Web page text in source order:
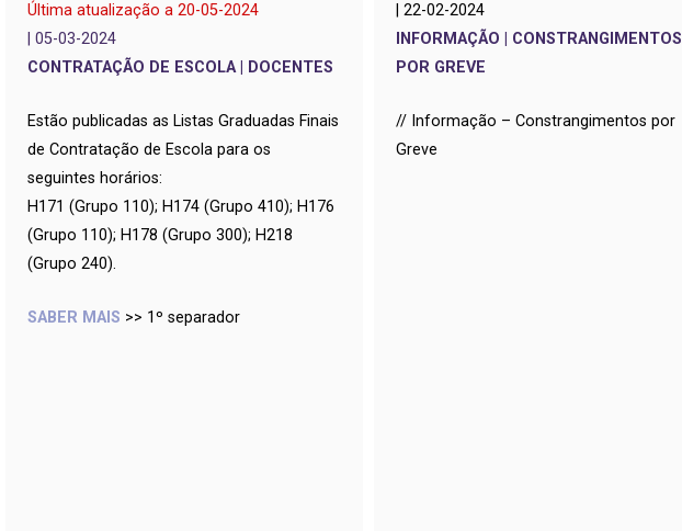
Última atualização a 20-05-2024
| 05-03-2024
CONTRATAÇÃO DE ESCOLA | DOCENTES
Estão publicadas as Listas Graduadas Finais
de Contratação de Escola para os
seguintes horários:
H171 (Grupo 110); H174 (Grupo 410); H176
(Grupo 110); H178 (Grupo 300); H218
(Grupo 240).
SABER MAIS >> 1º separador
| 22-02-2024
INFORMAÇÃO | CONSTRANGIMENTOS
POR GREVE
// Informação – Constrangimentos por
Greve